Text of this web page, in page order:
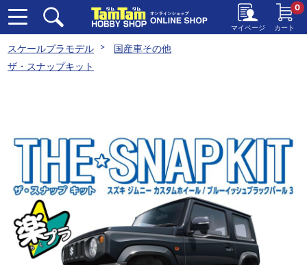
マイページ カート
0
スケールプラモデル
国産車その他
ザ・スナップキット